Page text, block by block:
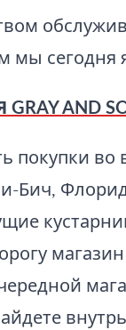
мы сегодня
AND
покупки
Бич,